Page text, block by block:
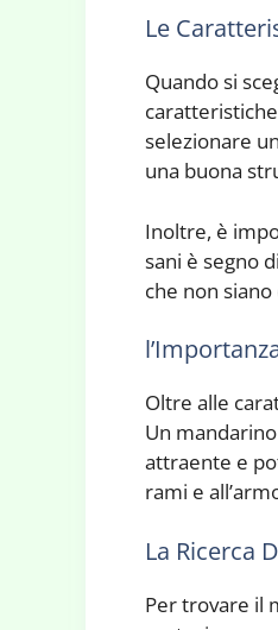
Le
Quando si
selezionare
una buona
Inoltre, è
sani è segno
che non
Oltre alle
Un
attraente e
rami e
La Ricerca
Per trovare il